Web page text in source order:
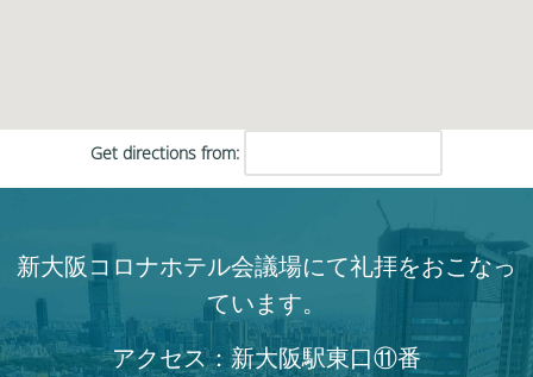
Get directions from:
新大阪コロナホテル会議場にて礼拝をおこなっ
ています。
アクセス：新大阪駅東口⑪番